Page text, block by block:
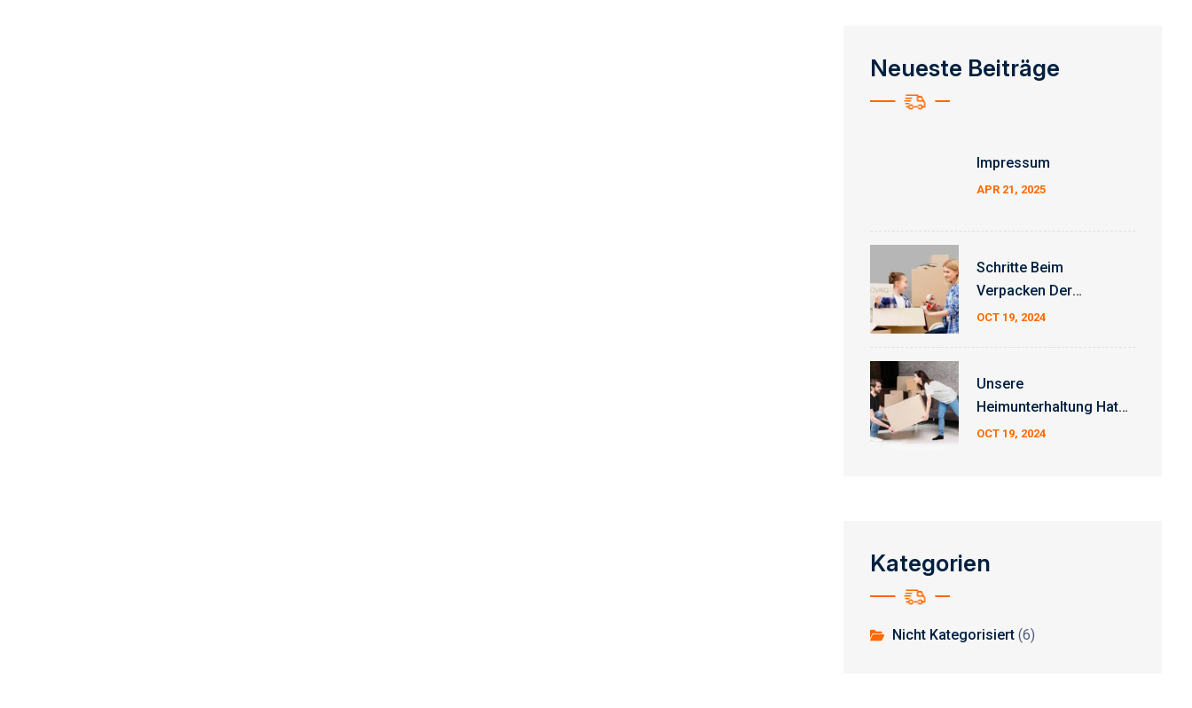
Neueste Beiträge
Impressum
APR 21, 2025
Schritte Beim
Verpacken Der
Sendung.
OCT 19, 2024
Unsere
Heimunterhaltung Hat
Sich Erheblich
OCT 19, 2024
Kategorien
Nicht Kategorisiert(6)